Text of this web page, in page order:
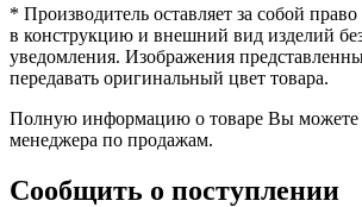
* Производитель оставляет за собой
в конструкцию и внешний вид изделий
уведомления. Изображения
передавать оригинальный цвет товара.
Полную информацию о товаре Вы можете
менеджера по продажам.
Сообщить о поступлении